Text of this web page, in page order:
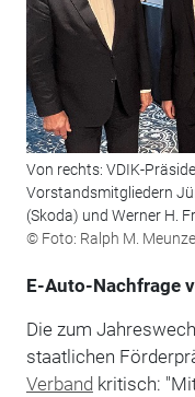
Von rechts: VDIK-
Vorstandsmitgliedern
(Skoda) und Werner H.
© Foto: Ralph M.
E-Auto-Nachfrage
Die zum
staatlichen
Verband kritisch: